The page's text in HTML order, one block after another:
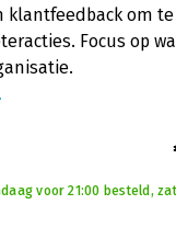
klantfeedback om
Focus op
voor 21:00 besteld,